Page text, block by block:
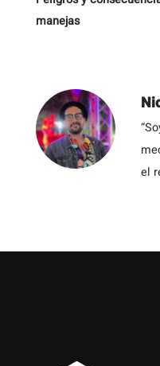
manejas
el